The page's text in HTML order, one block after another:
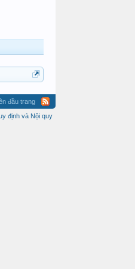
đầu trang
định và Nội quy